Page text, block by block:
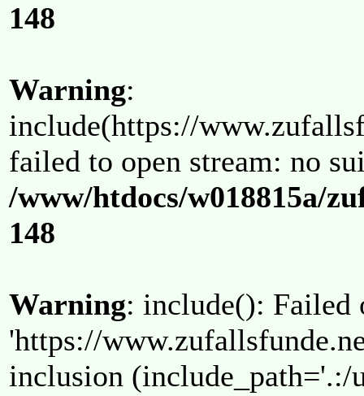
148
Warning:
include(https://
failed to open stream: no
/www/htdocs/w018815a/
148
Warning: include(): Failed
'https://
inclusion (include_path='.:/